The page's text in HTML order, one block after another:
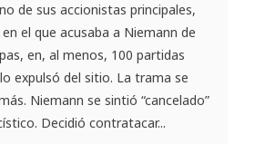
de sus accionistas principales,
el que acusaba a Niemann de
en, al menos, 100 partidas
expulsó del sitio. La trama se
Niemann se sintió “cancelado”
Decidió contratacar...